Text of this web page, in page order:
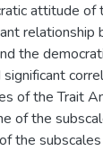
attitude
the
of the Trait
of the
the